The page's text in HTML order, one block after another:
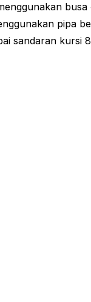
busa
pipa
sandaran kursi